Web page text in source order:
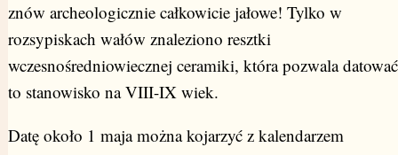
znów archeologicznie całkowicie jałowe! Tylko w
rozsypiskach wałów znaleziono resztki
wczesnośredniowiecznej ceramiki, która pozwala datować
to stanowisko na VIII-IX wiek.
Datę około 1 maja można kojarzyć z kalendarzem